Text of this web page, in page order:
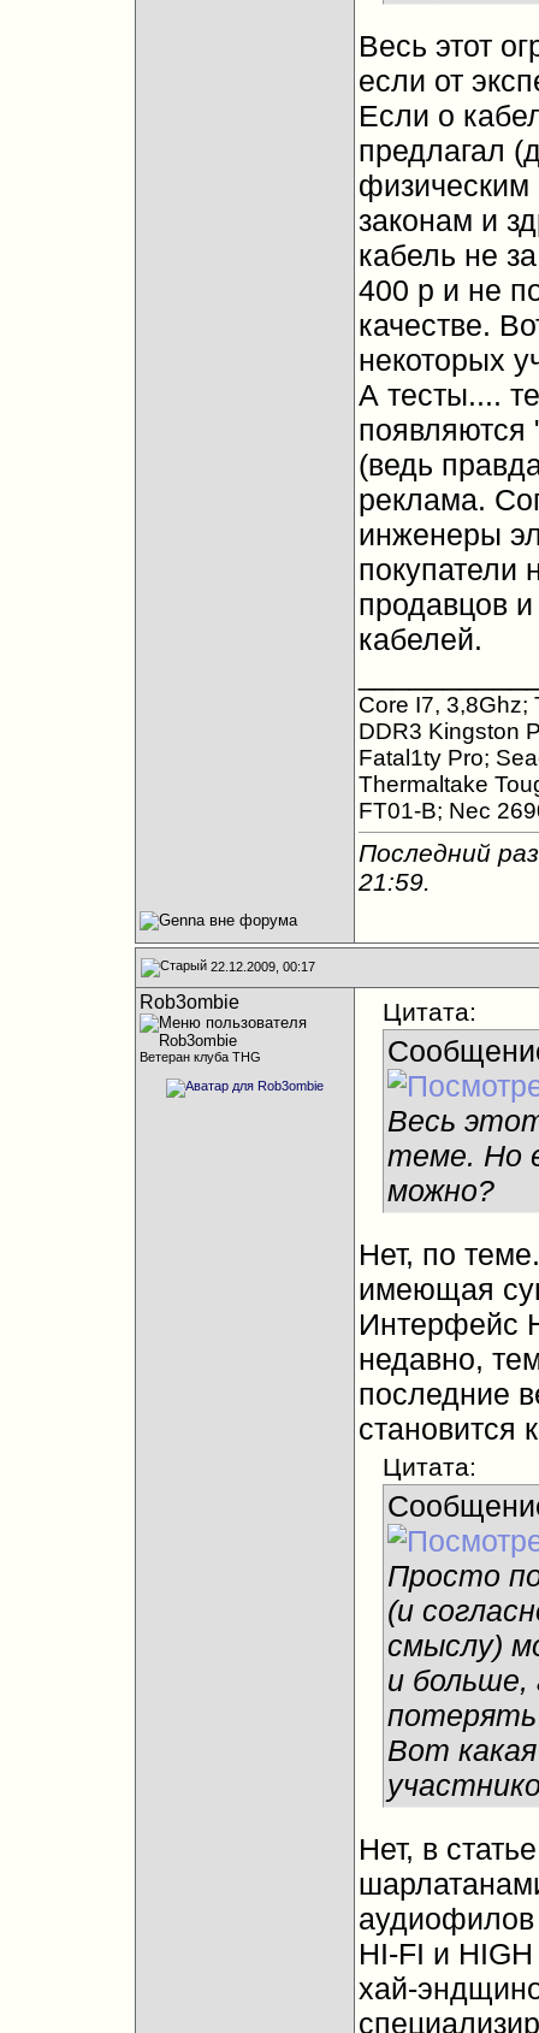
Весь этот
если от
Если о
предлагал
физическим
законам и
кабель не
400 р и не
качестве.
некоторых
А тесты....
появляются
(ведь
реклама.
инженеры
покупатели
продавцов
кабелей.
Core I7, 3,8Ghz;
DDR3 Kingston
Fatal1ty Pro;
Thermaltake
FT01-B; Nec
Последний
21:59.
22.12.2009, 00:17
Rob3ombie
Ветеран клуба THG
Цитата:
Весь
теме. Но
можно?
Нет, по
имеющая
Интерфейс
недавно,
последние
становится
Цитата:
Просто
(и
смыслу)
и больше,
потерять
Вот
Нет, в
HI-FI и
хай-